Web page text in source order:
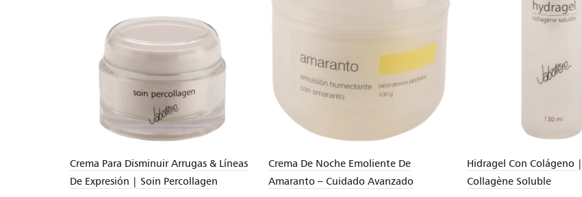
Crema Para Disminuir Arrugas & Líneas
De Expresión | Soin Percollagen
Crema De Noche Emoliente De
Amaranto – Cuidado Avanzado
Hidragel Con Colágeno
Collagène Soluble